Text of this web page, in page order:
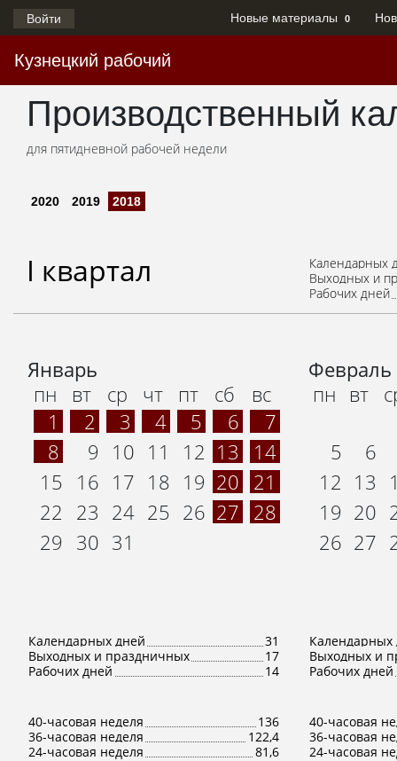
Войти Новые материалы 0
Кузнецкий рабочий
Производственный
для пятидневной рабочей недели
2020 2019 2018
I квартал
Календарных
Выходных и
Рабочих дней
Январь
пн
вт ср чт пт сб
вс
1
2 3 4 5 6
7
8
9 10 11 12 13
14
15 16 17 18 19 20 21
22 23 24 25 26 27 28
29 30 31
Календарных дней
31
Выходных и праздничных
17
Рабочих дней
14
40-часовая неделя
136
36-часовая неделя
122,4
24-часовая неделя
81,6
Февраль
пн вт
5
6
12 13
19 20
26 27
Календарных
Выходных и
Рабочих дней
40-часовая
36-часовая
24-часовая